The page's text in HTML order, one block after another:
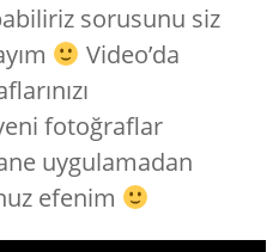
sorusunu siz
Video’da
fotoğraflar
uygulamadan
efenim